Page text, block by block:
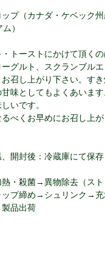
ップ（カナダ・ケベック
）
トーストにかけて頂く
グルト、スクランブル
召し上がり下さい。す
味としてもよくあいます
いです。
べくお早めにお召し上が
開封後：冷蔵庫にて保存
・殺菌→異物除去（スト
プ締め→シュリンク→充
品出荷